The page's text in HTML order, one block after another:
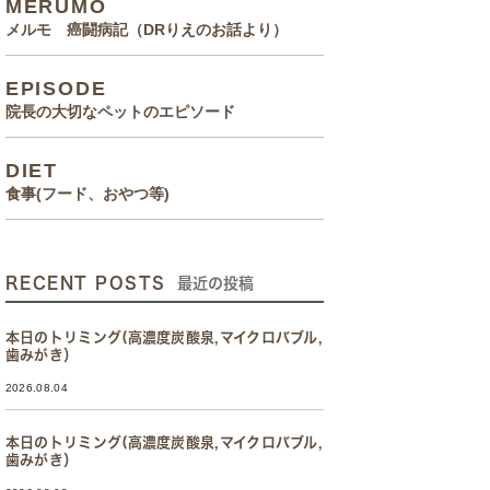
MERUMO
メルモ 癌闘病記（DRりえのお話より）
EPISODE
院長の大切なペットのエピソード
DIET
食事(フード、おやつ等)
RECENT POSTS 最近の投稿
本日のトリミング(高濃度炭酸泉,マイクロバブル,
歯みがき）
2026.08.04
本日のトリミング(高濃度炭酸泉,マイクロバブル,
歯みがき）